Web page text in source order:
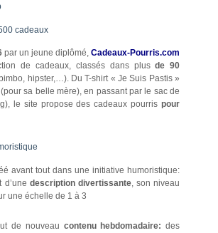
cadeaux
par un jeune diplômé,Cadeaux-Pourris.com
de cadeaux, classés dans plusde 90
hipster,…). Du T-shirt « Je Suis Pastis »
sa belle mère), en passant par le sac de
le site propose des cadeaux pourrispour
avant tout dans une initiative humoristique:
d’une description divertissante, son niveau
une échelle de 1 à 3
de nouveau contenu hebdomadaire:des